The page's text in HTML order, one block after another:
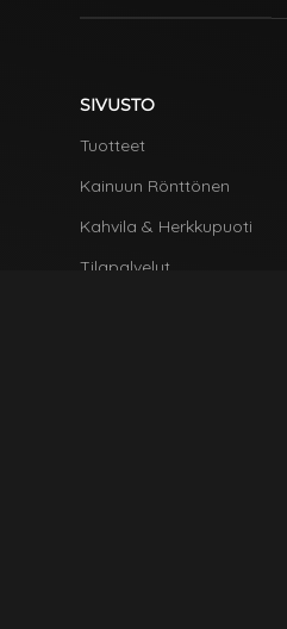
SIVUSTO
Tuotteet
Kainuun Rönttönen
Kahvila & Herkkupuoti
Tilapalvelut